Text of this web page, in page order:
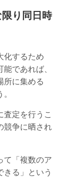
り同日時
化するため
であれば、
所に集める
査定を行うこ
競争に晒され
て「複数のア
きる」という